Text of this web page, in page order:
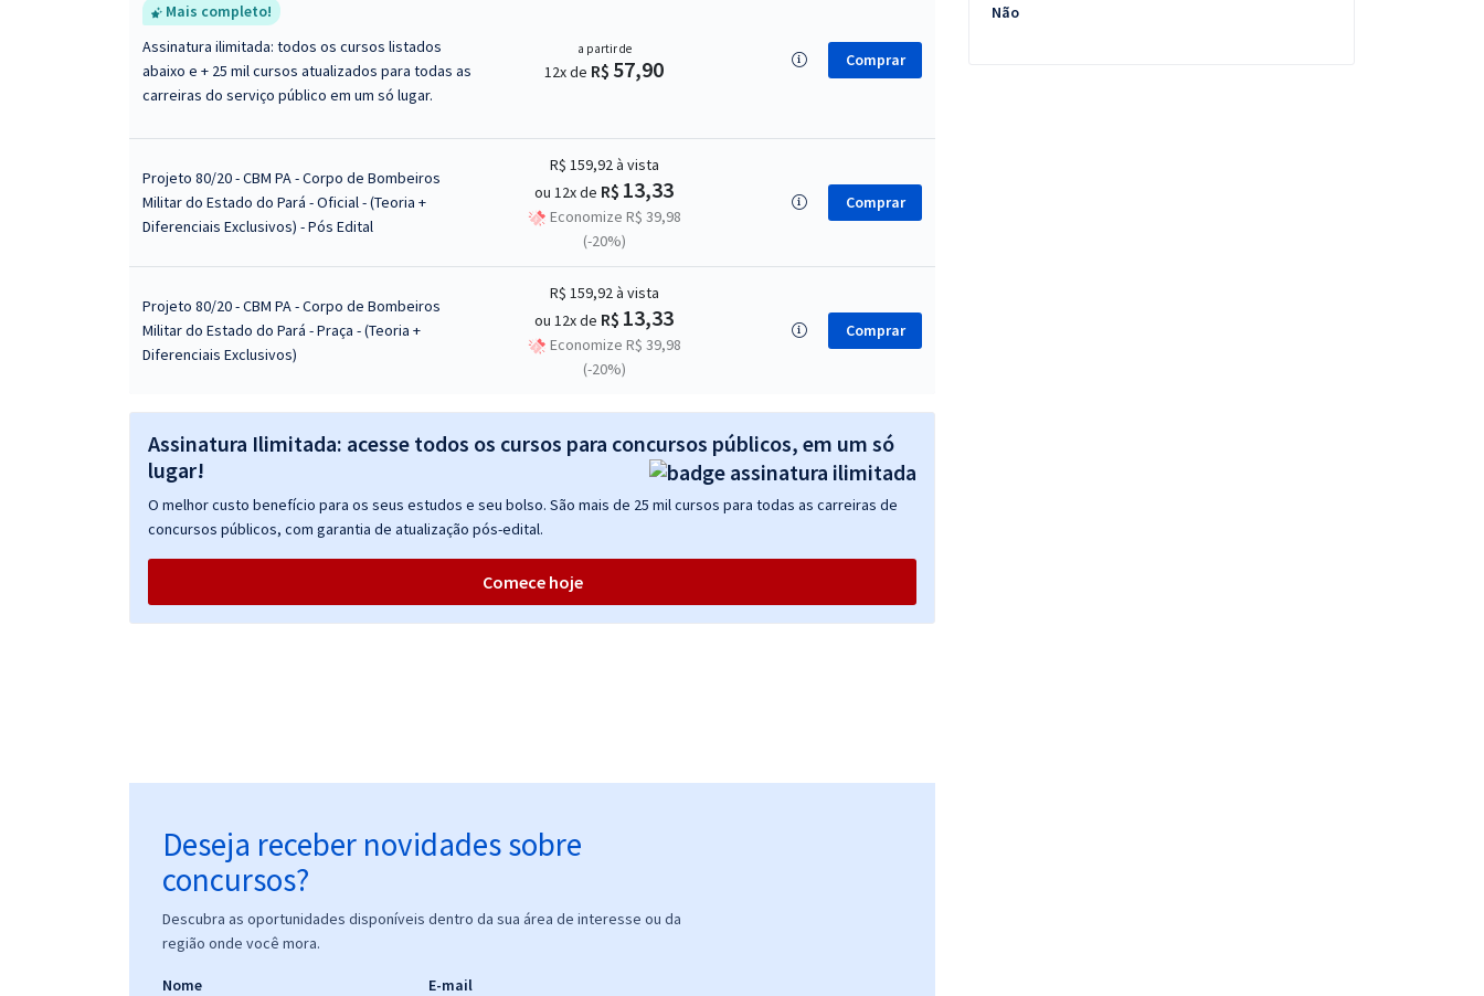
Mais completo!
Assinatura ilimitada: todos os cursos listados
abaixo e + 25 mil cursos atualizados para todas as
carreiras do serviço público em um só lugar.
a partir de
12x de R$ 57,90 Comprar
Projeto 80/20 - CBM PA - Corpo de Bombeiros
Militar do Estado do Pará - Oficial - (Teoria +
Diferenciais Exclusivos) - Pós Edital
R$ 159,92à vista
ou 12x de R$ 13,33
Economize R$ 39,98
(-20%)
Comprar
Projeto 80/20 - CBM PA - Corpo de Bombeiros
Militar do Estado do Pará - Praça - (Teoria +
Diferenciais Exclusivos)
R$ 159,92à vista
ou 12x de R$ 13,33
Economize R$ 39,98
(-20%)
Comprar
Assinatura Ilimitada: acesse todos os cursos para concursos públicos, em um só
lugar!
O melhor custo benefício para os seus estudos e seu bolso. São mais de 25 mil cursos para todas as carreiras de
concursos públicos, com garantia de atualização pós-edital.
Comece hoje
Deseja receber novidades sobre
concursos?
Descubra as oportunidades disponíveis dentro da sua área de interesse ou da
região onde você mora.
Nome E-mail
Não